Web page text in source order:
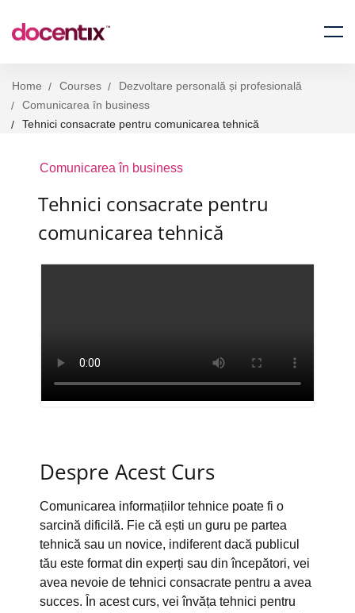
Home Courses
Dezvoltare personală și profesională
Comunicarea în business
Tehnici consacrate pentru comunicarea tehnică
Comunicarea în business
Tehnici consacrate pentru
comunicarea tehnică
Despre Acest Curs
Comunicarea informațiilor tehnice poate fi o
sarcină dificilă. Fie că ești un guru pe partea
tehnică sau un novice, indiferent dacă publicul
tău este format din experți sau din începători, vei
avea nevoie de tehnici consacrate pentru a avea
succes. În acest curs, vei învăța tehnici pentru